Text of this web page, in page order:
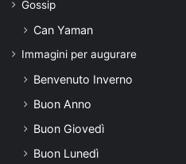
Gossip
Can Yaman
Immagini per augurare
Benvenuto Inverno
Buon Anno
Buon Giovedì
Buon Lunedì